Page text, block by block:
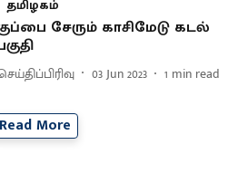
தமிழகம்
சேரும் காசிமேடு கடல்
03 Jun 2023 1 min read
Read More